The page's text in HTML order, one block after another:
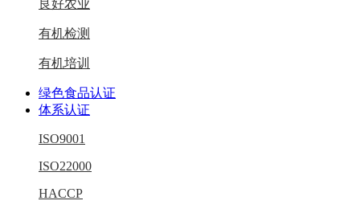
良好农业
有机检测
有机培训
绿色食品认证
体系认证
ISO9001
ISO22000
HACCP